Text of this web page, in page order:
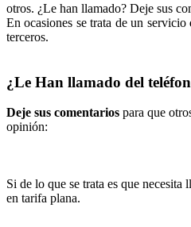
otros. ¿Le han llamado? Deje sus
En ocasiones se trata de un servicio
terceros.
¿Le Han llamado del
Deje sus comentarios para que
opinión:
Si de lo que se trata es que
en tarifa plana.